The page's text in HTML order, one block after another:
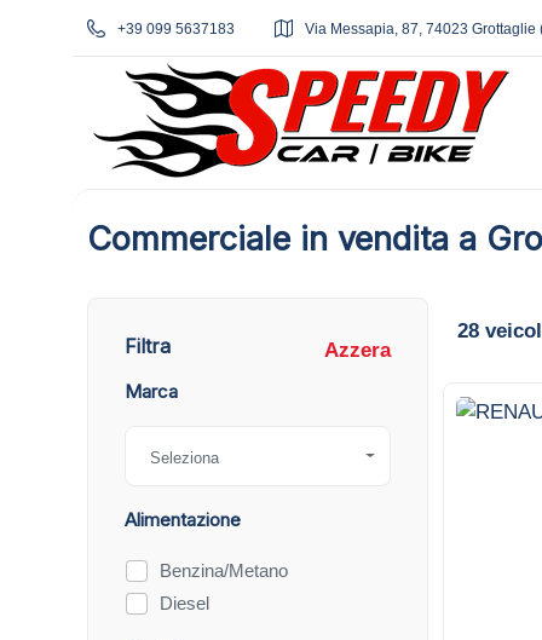
+39 099 5637183 Via Messapia, 87, 74023 Grottaglie
Commerciale in vendita a
Filtra
Azzera
Marca
Seleziona
Alimentazione
Benzina/Metano
Diesel
28